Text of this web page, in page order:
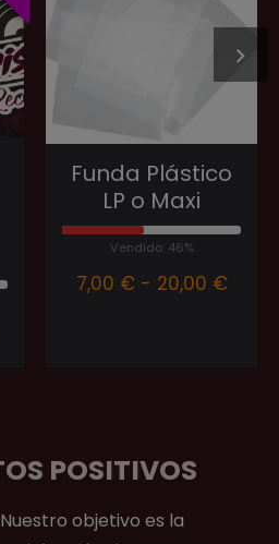
Funda Plástico
LP o Maxi
Vendido: 46%
7,00 € - 20,00 €
POSITIVOS
Nuestro objetivo es la